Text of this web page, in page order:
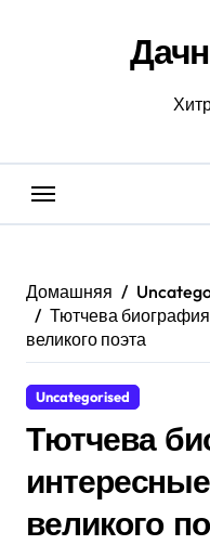
Домашняя
Тютчева
великого поэта
Uncategorised
Тютчева
великого